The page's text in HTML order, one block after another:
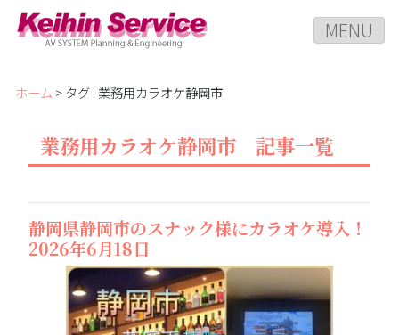
MENU
ホーム > タグ : 業務用カラオケ静岡市
業務用カラオケ静岡市 記事一覧
静岡県静岡市のスナック様にカラオケ導入！
2026年6月18日